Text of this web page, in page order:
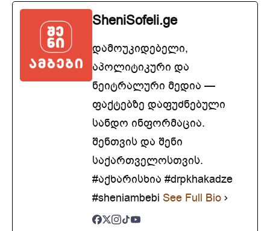
SheniSofeli.ge
დამოუკიდებელი,
აპოლიტიკური და
ნეიტრალური მედია —
ფაქტებზე დაფუძნებული
სანდო ინფორმაცია.
შენთვის და შენი
საქართველოსთვის.
#აქხარისხია #drpkhakadze
#sheniambebi See Full Bio